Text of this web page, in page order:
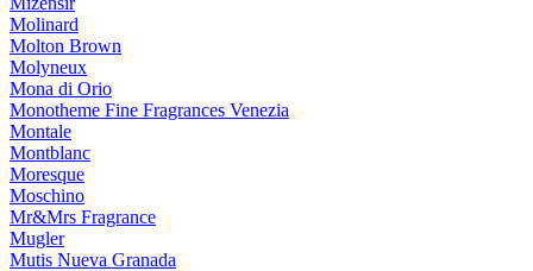
Molinard
Molton Brown
Molyneux
Mona di Orio
Monotheme Fine Fragrances Venezia
Montale
Montblanc
Moresque
Moschino
Mr&Mrs Fragrance
Mugler
Mutis Nueva Granada